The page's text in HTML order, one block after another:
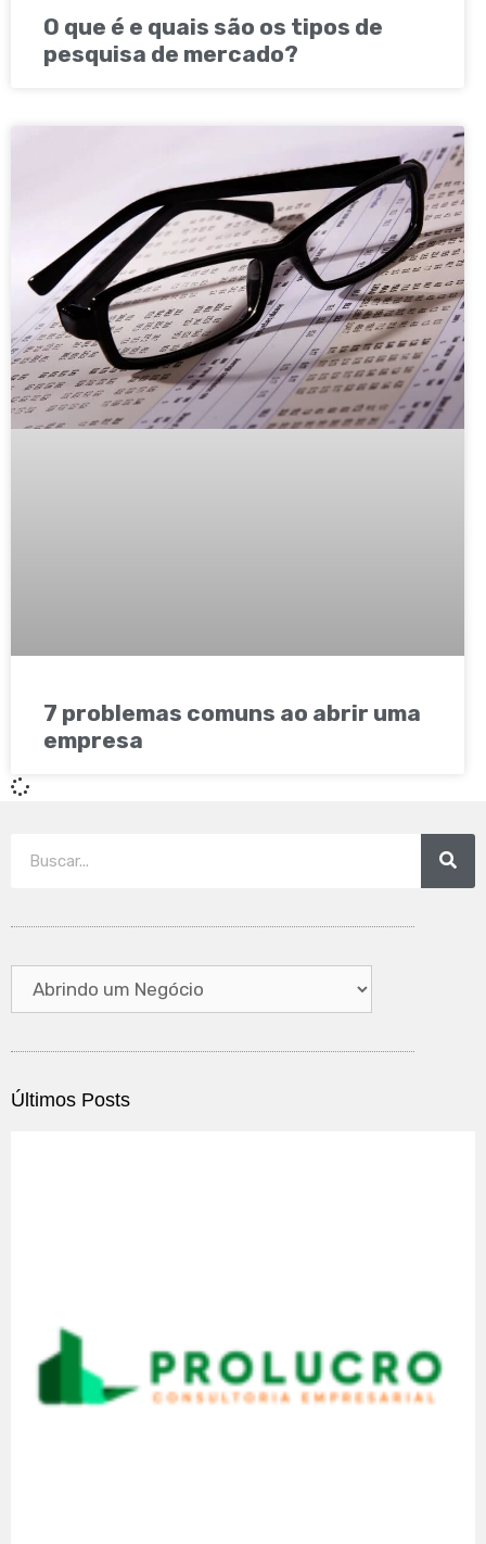
O que é e quais são os tipos de
pesquisa de mercado?
7 problemas comuns ao abrir uma
empresa
Últimos Posts